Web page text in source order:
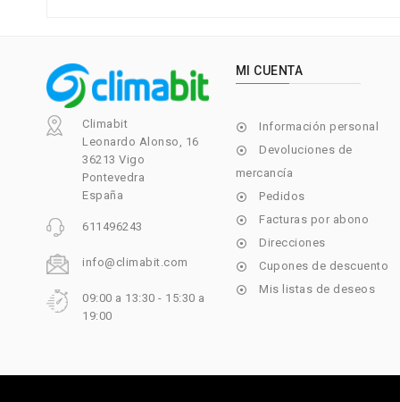
Climabit
Leonardo Alonso, 16
36213 Vigo
Pontevedra
España
611496243
info@climabit.com
09:00 a 13:30 - 15:30 a
19:00
MI CUENTA
 Información personal

Devoluciones de
mercancía
 Pedidos
 Facturas por abono
 Direcciones
 Cupones de descuento
 Mis listas de deseos